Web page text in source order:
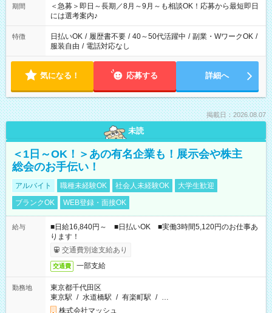
スタッフ スイーツ販売/ホテルフロント/化粧品販売/など 様々な
業界から入社して活躍されています♪
期間
＜急募＞即日～長期／8月～9月～も相談OK！応募から最短即日
には選考案内♪
特徴 日払いOK / 履歴書不要 / 40～50代活躍中 / 副業・WワークOK /
服装自由 / 電話対応なし
気になる！ 応募する 詳細へ
掲載日：2026.08.07
未読
＜1日～OK！＞あの有名企業も！展示会や株主
総会のお手伝い！
アルバイト 職種未経験OK 社会人未経験OK
大学生歓迎
ブランクOK
WEB登録・面接OK
給与
■日給16,840円～ ■日払いOK ■実働3時間5,120円のお仕事あ
ります！
交通費別途支給あり
交通費 一部支給
勤務地
東京都千代田区
東京駅 / 水道橋駅 / 有楽町駅 / …
株式会社マッシュ